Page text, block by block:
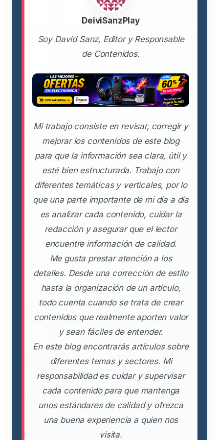
DeiviSanzPlay
Soy David Sanz, Editor y Responsable
de Contenidos.
Mi trabajo consiste en revisar, corregir y
mejorar los contenidos de este blog
para que la información sea clara, útil y
esté bien estructurada. Trabajo con
diferentes temáticas y verticales, por lo
que una parte importante de mi día a día
es analizar cada contenido, cuidar la
redacción y asegurar que el lector
encuentre información de calidad.
Me gusta prestar atención a los
detalles. Desde una corrección de estilo
hasta la organización de un artículo,
todo cuenta cuando se trata de crear
contenidos que realmente aporten valor
y sean fáciles de entender.
En este blog encontrarás artículos sobre
diferentes temas y sectores. Mi
responsabilidad es cuidar y supervisar
cada contenido para que mantenga
unos estándares de calidad y ofrezca
una buena experiencia a quien nos
visita.